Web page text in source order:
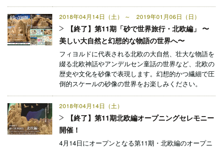
2018年04月14日（土） ～ 2019年01月06日（日）
【終了】第11期「砂で世界旅行・北欧編」 〜
美しい大自然と幻想的な物語の世界へ〜
フィヨルドに代表される北欧の大自然、壮大な物語を
綴る北欧神話やアンデルセン童話の世界など、北欧の
歴史や文化を砂像で表現します。幻想的かつ繊細で圧
倒的スケールの砂像の世界をお楽しみください。
2018年04月14日（土）
【終了】第11期北欧編オープニングセレモニー
開催！
4月14日にオープンとなる第11期・北欧編のオープニ